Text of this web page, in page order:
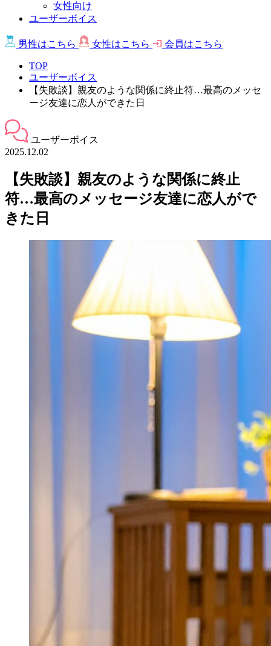
女性向け
ユーザーボイス
男性はこちら 女性はこちら 会員はこちら
TOP
ユーザーボイス
【失敗談】親友のような関係に終止符…最高のメッセ
ージ友達に恋人ができた日
ユーザーボイス
2025.12.02
【失敗談】親友のような関係に終止
符…最高のメッセージ友達に恋人がで
きた日